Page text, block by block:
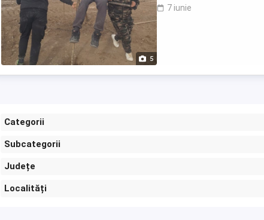
5
7 iunie
Categorii
Subcategorii
Județe
Localități